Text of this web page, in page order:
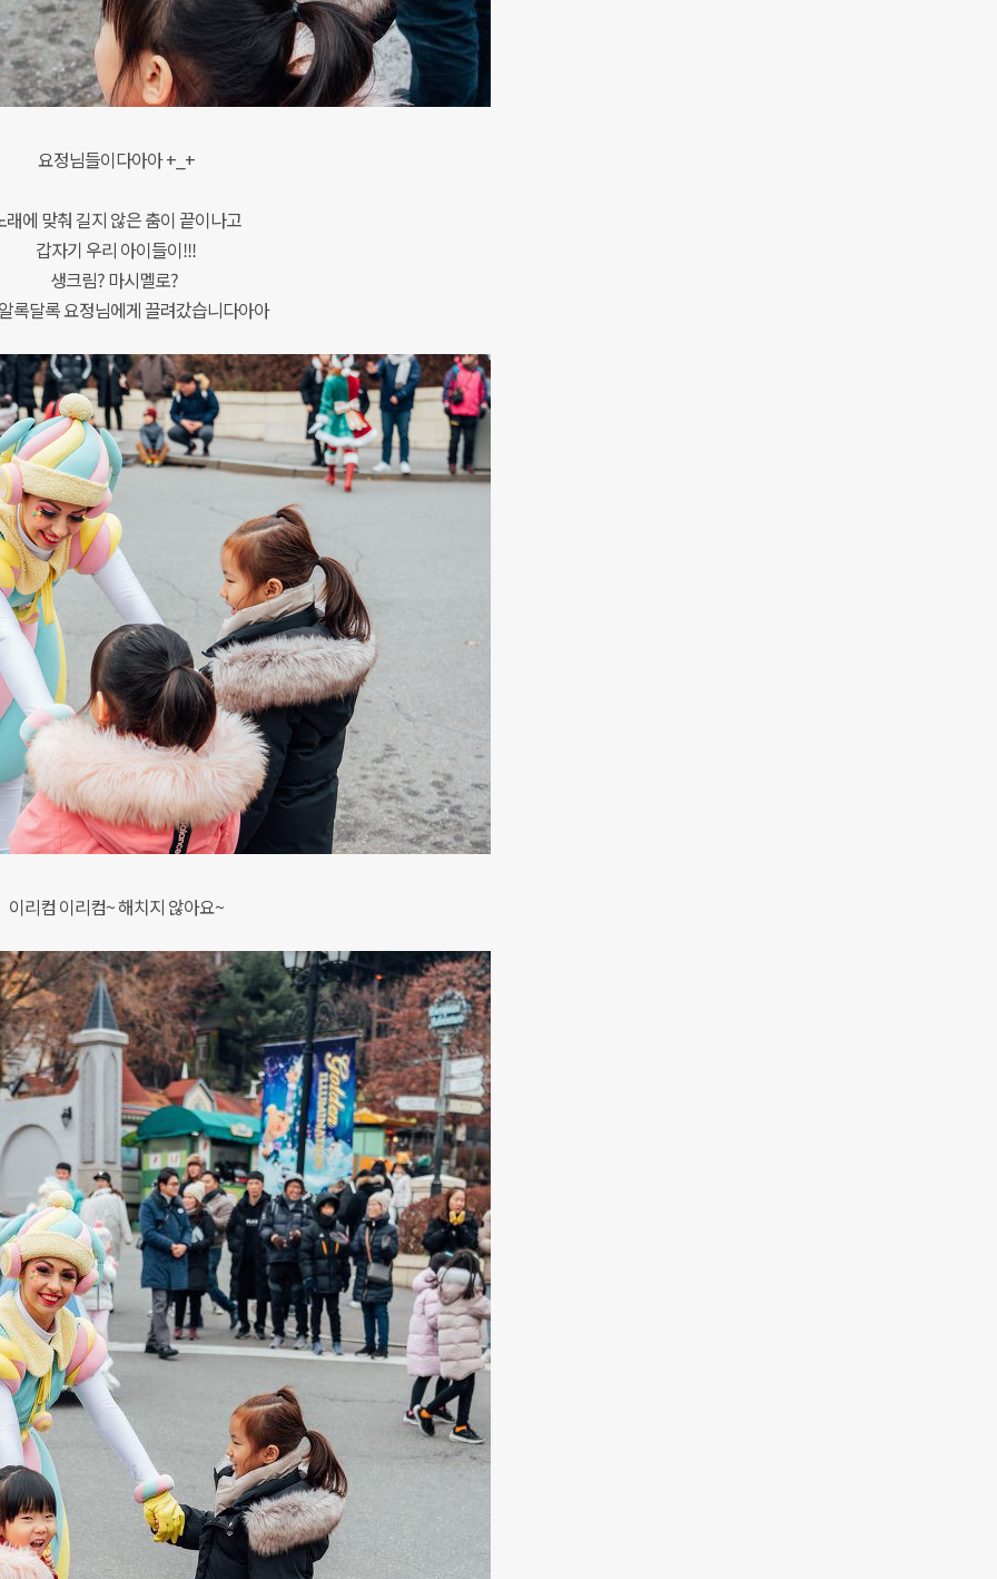
요정님들이다아아 +_+
래에 맞춰 길지 않은 춤이 끝이나고
갑자기 우리 아이들이!!!
생크림? 마시멜로?
록달록 요정님에게 끌려갔습니다아아
이리컴 이리컴~ 해치지 않아요~